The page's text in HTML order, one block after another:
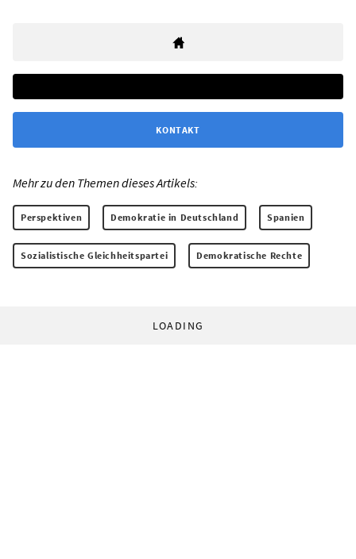
KONTAKT
Mehr zu den Themen dieses Artikels:
Perspektiven Demokratie in Deutschland Spanien
Sozialistische Gleichheitspartei Demokratische Rechte
LOADING